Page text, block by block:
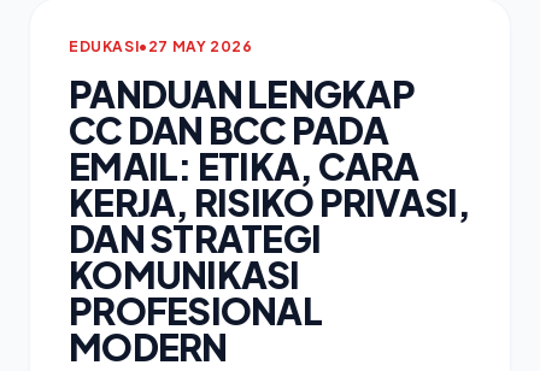
EDUKASI• 27 MAY 2026
PANDUAN LENGKAP
CC DAN BCC PADA
EMAIL: ETIKA, CARA
KERJA, RISIKO PRIVASI,
DAN STRATEGI
KOMUNIKASI
PROFESIONAL
MODERN